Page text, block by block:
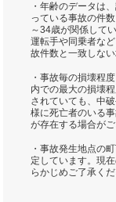
・年齢のデータは
っている事故の件
～34歳が関係して
運転手や同乗者な
故件数と一致しな
・事故毎の損壊程
内での最大の損壊
されていても、中
様に死亡者のいる
が存在する場合が
・事故発生地点の
定しています。現
らかじめご了承くだ